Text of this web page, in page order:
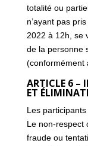
totalité ou
n’ayant pas
2022 à 12h, se
de la personne
(conformément
ARTICLE 6 –
ET
Les
Le non-respect
fraude ou